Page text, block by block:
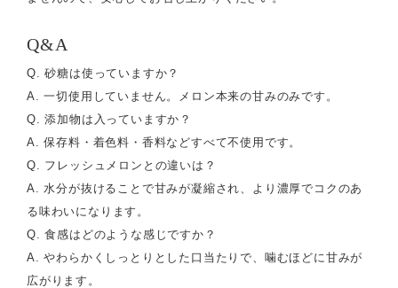
Q&A
Q. 砂糖は使っていますか？
A. 一切使用していません。メロン本来の甘みのみです。
Q. 添加物は入っていますか？
A. 保存料・着色料・香料などすべて不使用です。
Q. フレッシュメロンとの違いは？
A. 水分が抜けることで甘みが凝縮され、より濃厚でコクのあ
る味わいになります。
Q. 食感はどのような感じですか？
A. やわらかくしっとりとした口当たりで、噛むほどに甘みが
広がります。